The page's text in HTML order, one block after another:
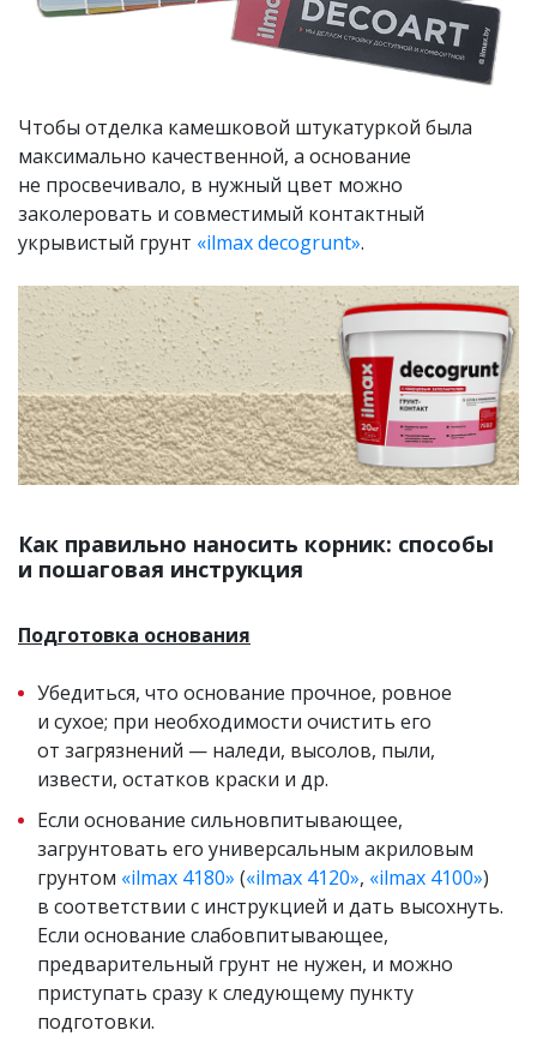
Чтобы отделка камешковой штукатуркой была
максимально качественной, а основание
не просвечивало, в нужный цвет можно
заколеровать и совместимый контактный
укрывистый грунт «ilmax decogrunt».
Как правильно наносить корник: способы
и пошаговая инструкция
Подготовка основания
Убедиться, что основание прочное, ровное
и сухое; при необходимости очистить его
от загрязнений — наледи, высолов, пыли,
извести, остатков краски и др.
Если основание сильновпитывающее,
загрунтовать его универсальным акриловым
грунтом «ilmax 4180» («ilmax 4120», «ilmax 4100»)
в соответствии с инструкцией и дать высохнуть.
Если основание слабовпитывающее,
предварительный грунт не нужен, и можно
приступать сразу к следующему пункту
подготовки.